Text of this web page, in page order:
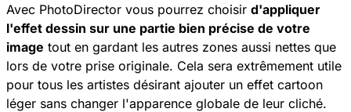
Avec PhotoDirector vous pourrez choisir d'appliquer
l'effet dessin sur une partie bien précise de votre
image tout en gardant les autres zones aussi nettes que
lors de votre prise originale. Cela sera extrêmement utile
pour tous les artistes désirant ajouter un effet cartoon
léger sans changer l'apparence globale de leur cliché.